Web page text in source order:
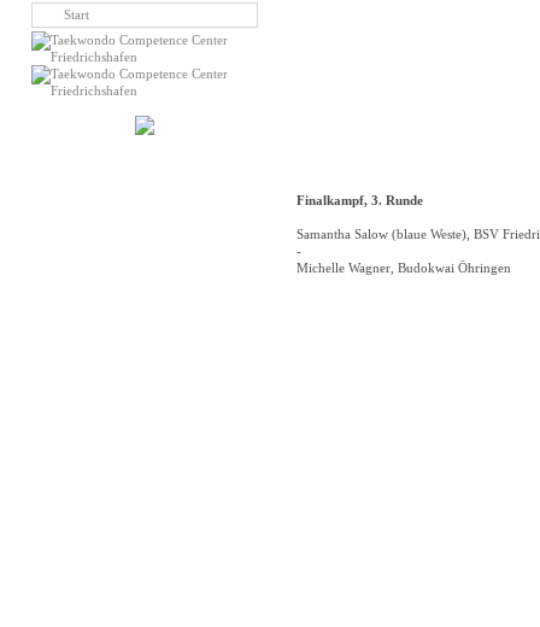
Start
Finalkampf, 3. Runde
Samantha Salow (blaue Weste), BSV
-
Michelle Wagner, Budokwai Öhringen